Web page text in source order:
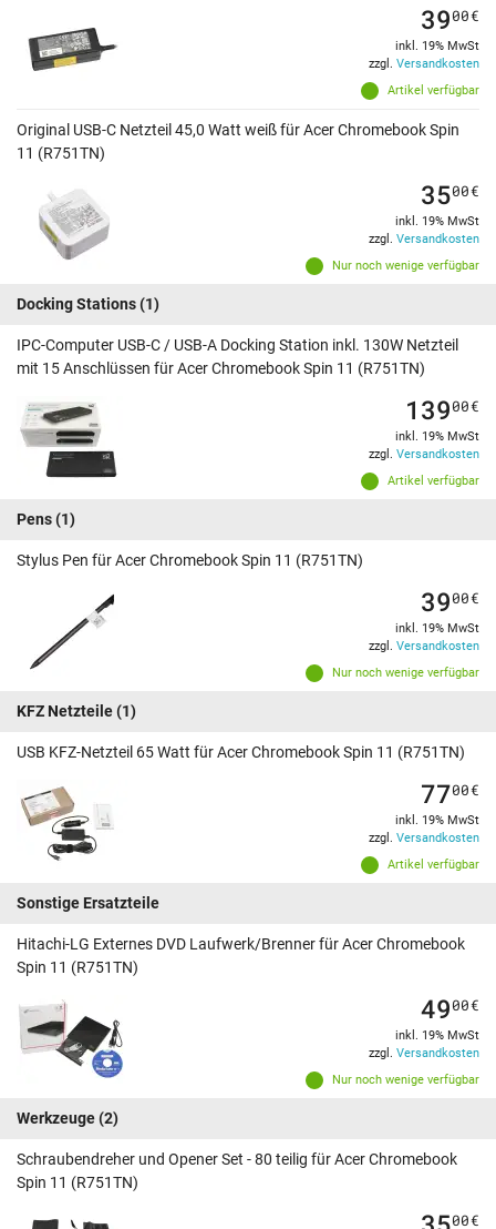
Artikel verfügbar
3900€
inkl. 19% MwSt
zzgl. Versandkosten
Original USB-C Netzteil 45,0 Watt weiß für Acer Chromebook Spin
11 (R751TN)
Nur noch wenige verfügbar
3500€
inkl. 19% MwSt
zzgl. Versandkosten
Docking Stations(1)
IPC-Computer USB-C / USB-A Docking Station inkl. 130W Netzteil
mit 15 Anschlüssen für Acer Chromebook Spin 11 (R751TN)
Artikel verfügbar
13900€
inkl. 19% MwSt
zzgl. Versandkosten
Pens(1)
Stylus Pen für Acer Chromebook Spin 11 (R751TN)
Nur noch wenige verfügbar
3900€
inkl. 19% MwSt
zzgl. Versandkosten
KFZ Netzteile(1)
USB KFZ-Netzteil 65 Watt für Acer Chromebook Spin 11 (R751TN)
Artikel verfügbar
7700€
inkl. 19% MwSt
zzgl. Versandkosten
Sonstige Ersatzteile
Hitachi-LG Externes DVD Laufwerk/Brenner für Acer Chromebook
Spin 11 (R751TN)
Nur noch wenige verfügbar
4900€
inkl. 19% MwSt
zzgl. Versandkosten
Werkzeuge(2)
Schraubendreher und Opener Set - 80 teilig für Acer Chromebook
Spin 11 (R751TN)
00€